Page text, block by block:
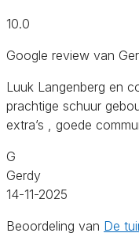
10.0
Google review van
Luuk Langenberg en
prachtige schuur
extra’s , goede
G
Gerdy
14-11-2025
Beoordeling van De